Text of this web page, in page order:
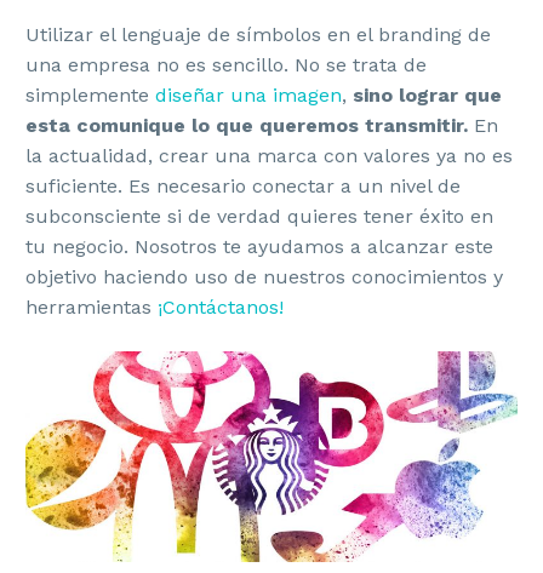
Utilizar el lenguaje de símbolos en el branding de
una empresa no es sencillo. No se trata de
simplemente diseñar una imagen, sino lograr que
esta comunique lo que queremos transmitir. En
la actualidad, crear una marca con valores ya no es
suficiente. Es necesario conectar a un nivel de
subconsciente si de verdad quieres tener éxito en
tu negocio. Nosotros te ayudamos a alcanzar este
objetivo haciendo uso de nuestros conocimientos y
herramientas ¡Contáctanos!